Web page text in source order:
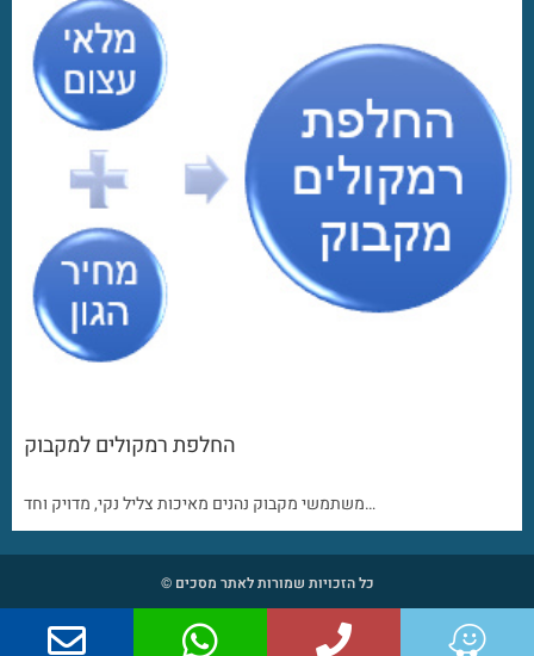
החלפת רמקולים למקבוק
משתמשי מקבוק נהנים מאיכות צליל נקי, מדויק וחד…
כל הזכויות שמורות לאתר מסכים ©